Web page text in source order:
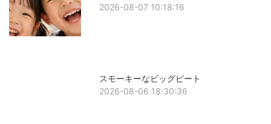
2026-08-07 10:18:16
スモーキーなビッグピート
2026-08-06 18:30:36